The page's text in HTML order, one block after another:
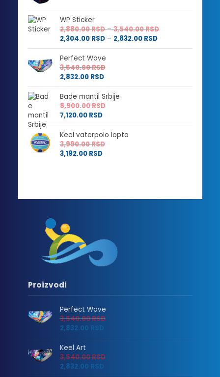
WP Sticker
2,880.00RSD – 3,540.00RSDRaspon
od
2,304.00 RSD – 2,832.00 RSDRaspon
cena:
2,832.00 RSD
Perfect Wave
3,540.00RSD
2,832.00 RSD
Bade mantil Srbije
8,900.00RSD
7,120.00 RSD
Keel vaterpolo lopta
3,990.00RSD
3,192.00 RSD
Proizvodi
Perfect Wave
3,540.00RSD
2,832.00 RSD
Keel Art
3,540.00RSD
2,832.00 RSD